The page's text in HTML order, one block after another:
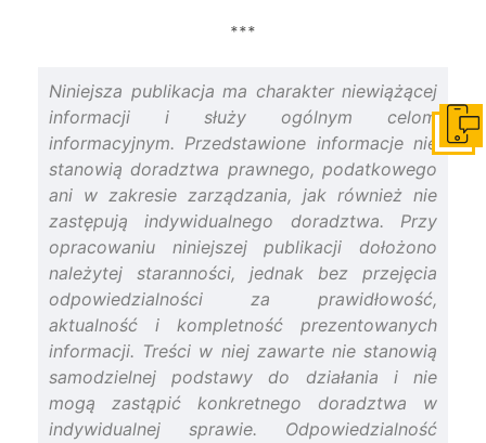
***
Niniejsza publikacja ma charakter niewiążącej
informacji i służy ogólnym celom
informacyjnym. Przedstawione informacje nie
stanowią doradztwa prawnego, podatkowego
ani w zakresie zarządzania, jak również nie
zastępują indywidualnego doradztwa. Przy
opracowaniu niniejszej publikacji dołożono
należytej staranności, jednak bez przejęcia
odpowiedzialności za prawidłowość,
aktualność i kompletność prezentowanych
informacji. Treści w niej zawarte nie stanowią
samodzielnej podstawy do działania i nie
mogą zastąpić konkretnego doradztwa w
indywidualnej sprawie. Odpowiedzialność